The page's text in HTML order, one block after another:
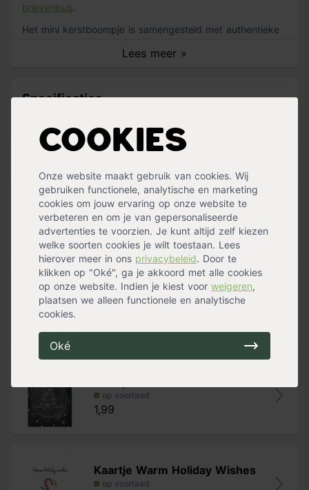
Cookies
Onze website maakt gebruik van cookies. Wij
gebruiken functionele, analytische en marketing
cookies om jouw ervaring op onze website te
verbeteren en om je van gepersonaliseerde
advertenties te voorzien. Je kunt altijd zelf kiezen
welke soorten cookies je wilt toestaan. Lees
hierover meer in ons privacybeleid. Door te
klikken op "Oké", ga je akkoord met alle cookies
op onze website. Indien je kiest voor weigeren,
plaatsen we alleen functionele en analytische
cookies.
Oké
brievenbus
Lees meer »
Het mini kerstboompje is samengesteld met authentieke
versieren met bloeiconfetti en kerstdecoraties.
kaartjebij te bestellen om de verrassing helemaal af te
Samenstelling
Mini kerstboompje van 25 cm van echte
dennentakken
Houtenplankje met waxinelichtje met de tekst 'Merry
X-Mas'
Kerstversiering en LED-verlichting
Kerst bloeiconfetti
Specificaties
Kaartje Wonderful Christmas
op voorraad
1,99
Kaartje Schoolbord Kerst
op voorraad
op voorraad
1,99
Kaartje Warm Holiday Wishes
op voorraad